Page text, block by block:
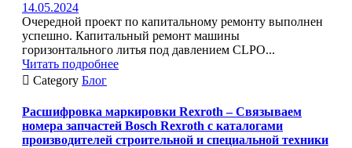
14.05.2024
Очередной проект по капитальному ремонту выполнен
успешно. Капитальный ремонт машины
горизонтального литья под давлением CLPO...
Читать подробнее
 Category Блог
Расшифровка маркировки Rexroth – Связываем
номера запчастей Bosch Rexroth с каталогами
производителей строительной и специальной техники